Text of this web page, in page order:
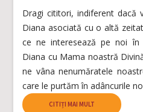
Dragi cititori, indiferent dacă
Diana asociată cu o altă
ce ne interesează pe noi în
Diana cu Mama noastră
ne vâna nenumăratele
care le purtăm în adâncurile
CITIȚI MAI MULT